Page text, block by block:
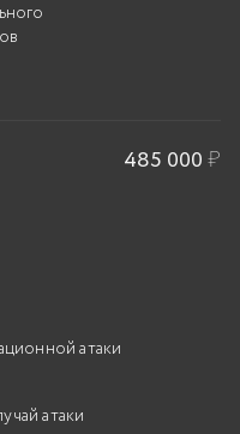
485 000 ₽
атаки
атаки